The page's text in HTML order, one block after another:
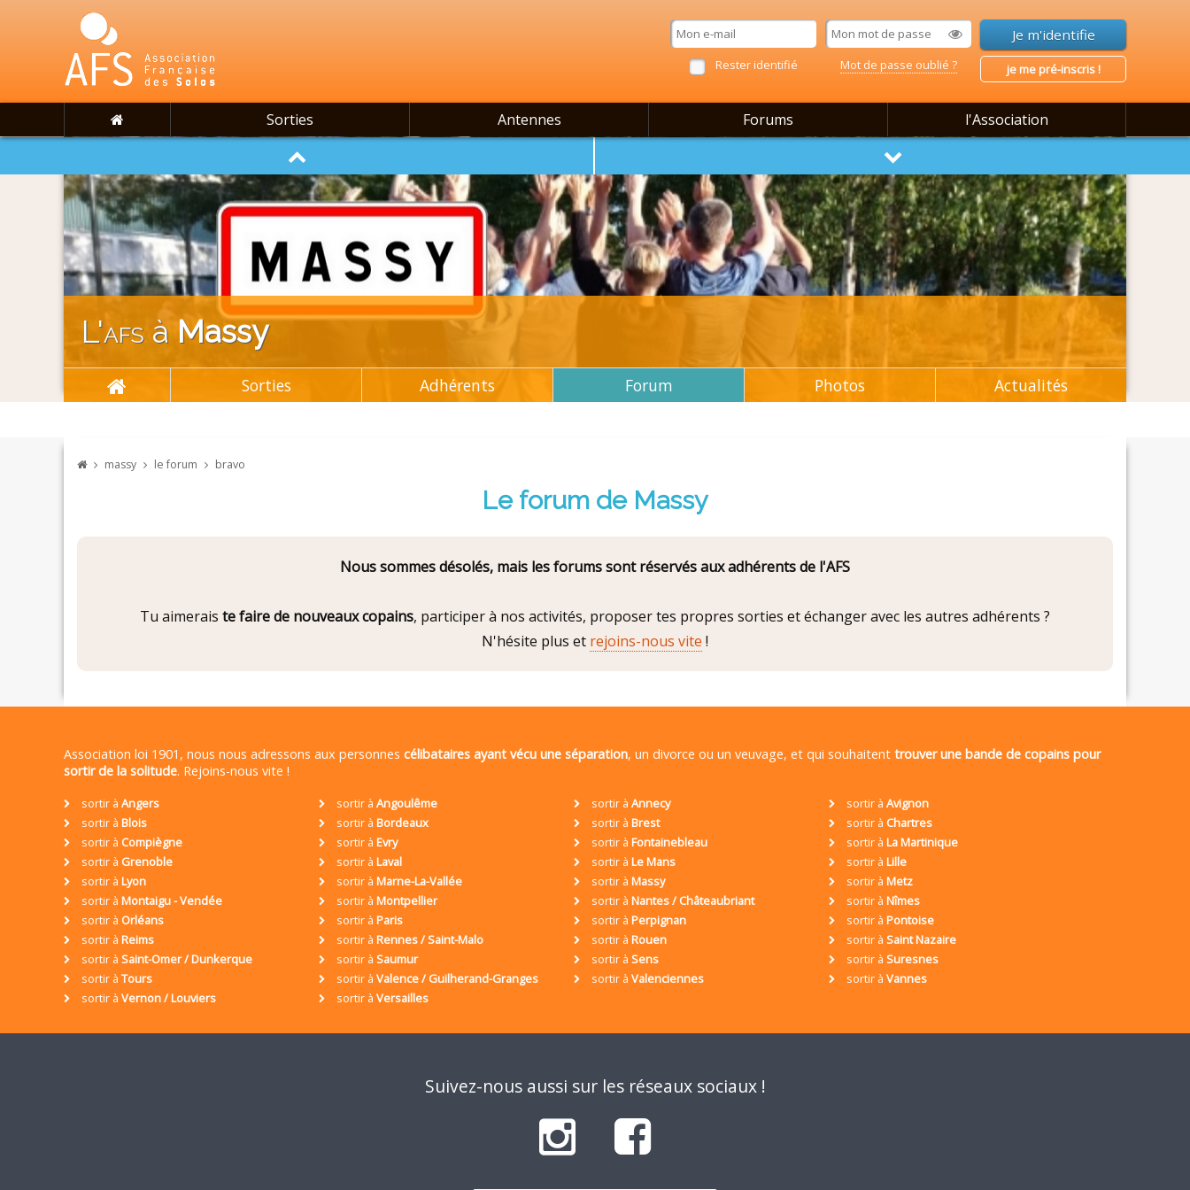
Rester identifié Mot de passe oublié ? je me pré-inscris !
Sorties Antennes Forums l'Association
L'afs àMassy
Sorties Adhérents Forum Photos Actualités
massy le forum bravo
Le forum de Massy
Nous sommes désolés, mais les forums sont réservés aux adhérents de l'AFS
Tu aimerais te faire de nouveaux copains, participer à nos activités, proposer tes propres sorties et échanger avec les autres adhérents ?
N'hésite plus et rejoins-nous vite !
Association loi 1901, nous nous adressons aux personnes célibataires ayant vécu une séparation, un divorce ou un veuvage, et qui souhaitent trouver une bande de copains pour
sortir de la solitude. Rejoins-nous vite !
sortir à Angers sortir à Angoulême sortir à Annecy sortir à Avignon
sortir à Blois sortir à Bordeaux sortir à Brest sortir à Chartres
sortir à Compiègne sortir à Evry sortir à Fontainebleau sortir à La Martinique
sortir à Grenoble sortir à Laval sortir à Le Mans sortir à Lille
sortir à Lyon sortir à Marne-La-Vallée sortir à Massy sortir à Metz
sortir à Montaigu - Vendée sortir à Montpellier sortir à Nantes / Châteaubriant sortir à Nîmes
sortir à Orléans sortir à Paris sortir à Perpignan sortir à Pontoise
sortir à Reims sortir à Rennes / Saint-Malo sortir à Rouen sortir à Saint Nazaire
sortir à Saint-Omer / Dunkerque sortir à Saumur sortir à Sens sortir à Suresnes
sortir à Tours sortir à Valence / Guilherand-Granges sortir à Valenciennes sortir à Vannes
sortir à Vernon / Louviers sortir à Versailles
Suivez-nous aussi sur les réseaux sociaux !